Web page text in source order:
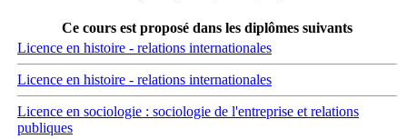
Ce cours est proposé dans les diplômes suivants
Licence en histoire - relations internationales
Licence en histoire - relations internationales
Licence en sociologie : sociologie de l'entreprise et relations
publiques